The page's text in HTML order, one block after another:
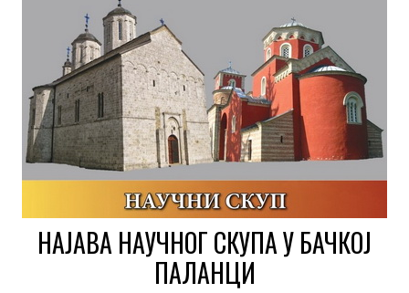
НАЈАВА НАУЧНОГ СКУПА У БАЧКОЈ
ПАЛАНЦИ